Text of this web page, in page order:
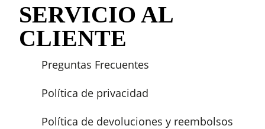
SERVICIO AL
CLIENTE
Preguntas Frecuentes
Política de privacidad
Política de devoluciones y reembolsos